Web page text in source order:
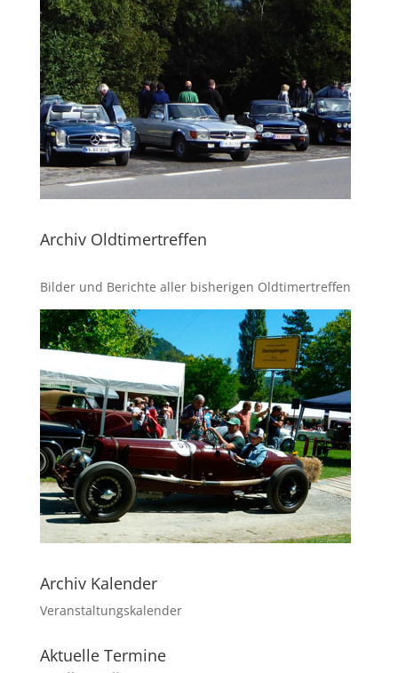
Archiv Oldtimertreffen
Bilder und Berichte aller bisherigen Oldtimertreffen
Archiv Kalender
Veranstaltungskalender
Aktuelle Termine